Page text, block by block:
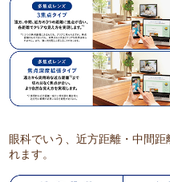
眼科でいう、近方距離・中間
れます。